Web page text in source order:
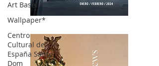
Art Basel
Wallpaper*
Centro
Cultural de
España Santo
Dom
OCA|News 30 /Enero-Febrero / 2024